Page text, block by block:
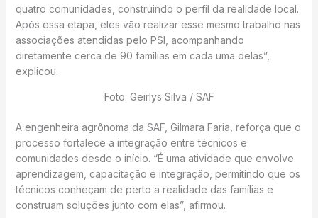
quatro comunidades, construindo o perfil da realidade local.
Após essa etapa, eles vão realizar esse mesmo trabalho nas
associações atendidas pelo PSI, acompanhando
diretamente cerca de 90 famílias em cada uma delas”,
explicou.
Foto: Geirlys Silva / SAF
A engenheira agrônoma da SAF, Gilmara Faria, reforça que o
processo fortalece a integração entre técnicos e
comunidades desde o início. “É uma atividade que envolve
aprendizagem, capacitação e integração, permitindo que os
técnicos conheçam de perto a realidade das famílias e
construam soluções junto com elas”, afirmou.